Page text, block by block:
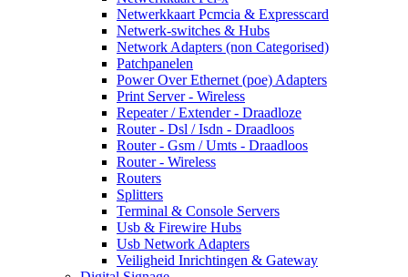
Netwerkkaart Pcmcia & Expresscard
Netwerk-switches & Hubs
Network Adapters (non Categorised)
Patchpanelen
Power Over Ethernet (poe) Adapters
Print Server - Wireless
Repeater / Extender - Draadloze
Router - Dsl / Isdn - Draadloos
Router - Gsm / Umts - Draadloos
Router - Wireless
Routers
Splitters
Terminal & Console Servers
Usb & Firewire Hubs
Usb Network Adapters
Veiligheid Inrichtingen & Gateway